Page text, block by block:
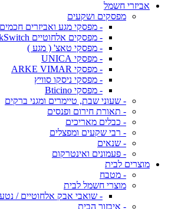
אביזרי חשמל
מפסקים ושקעים
- מפסקי מגע ואביזרים חכמים WIFI
- מפסקים אלחוטיים QuickSwitch
- מפסקי טאצ' ( מגע )
- מפסקי UNICA
- מפסקי ARKE VIMAR
- מפסקי ניסקו סוויץ
- מפסקי Bticino
- שעוני שבת, טיימרים ומגני ברקים
- תאורת חירום ופנסים
- כבלים מאריכים
- רבי שקעים ומפצלים
- שנאים
- פעמונים ואינטרקום
מוצרים לבית
- מטבח
מוצרי חשמל לבית
- שואבי אבק אלחוטיים /
- איבזור הבית